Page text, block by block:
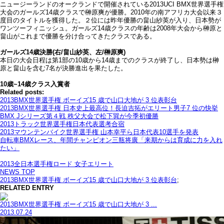
ニュージーランドのオークランドで開催されている2013UCI BMX世界選手権
大会のガールズ14歳クラスで榊原爽が優勝。2010年の南アフリカ大会以来３
度目のタイトルを獲得した。２位には昨年優勝の畠山紗英が入り、日本勢が
ワンツーフィニッシュ。ガールズ14歳クラスの年齢は2008年大会から榊原と
畠山がこれまで優勝を分け合ってきたクラスである。
ガールズ14歳決勝(右/畠山紗英、左/榊原爽)
本日の大会日程は第1部の10歳から14歳までのクラスが終了し、日本勢は榊
原と畠山を含む7名が決勝進出を果たした。
10歳~14歳クラス入賞者
Related posts:
2013BMX世界選手権 ボーイズ15 歳で山口大地が 3 位表彰台
2013BMX世界選手権 日本史上最高位！長迫吉拓がエリート男子7 位の快挙
BMX Jシリーズ第４戦 秩父大会で松下巽が今季初優勝
2013トラック世界選手権日本代表選考合宿
2013マウンテンバイク世界選手権 山本幸平ら日本代表10選手を発表
自転車BMXレース、年間チャンピオン三瓶将廣「来期からは育成に力を入れ
たい」
2013全日本選手権ロード 女子エリート
NEWS TOP
2013BMX世界選手権 ボーイズ15 歳で山口大地が 3 位表彰台;
RELATED ENTRY
2013BMX世界選手権 ボーイズ15 歳で山口大地が 3 ...
2013.07.24